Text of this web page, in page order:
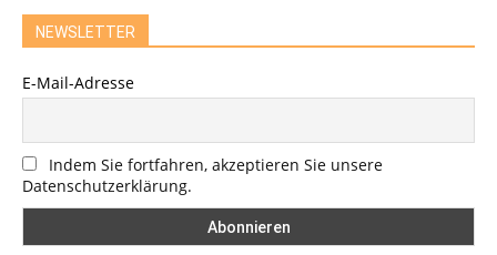
NEWSLETTER
E-Mail-Adresse
Indem Sie fortfahren, akzeptieren Sie unsere
Datenschutzerklärung.